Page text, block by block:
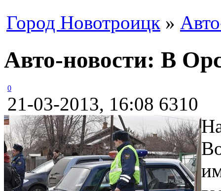
Город Новотроицк »
Авто-новости: В
0
21-03-2013, 16:08 6310